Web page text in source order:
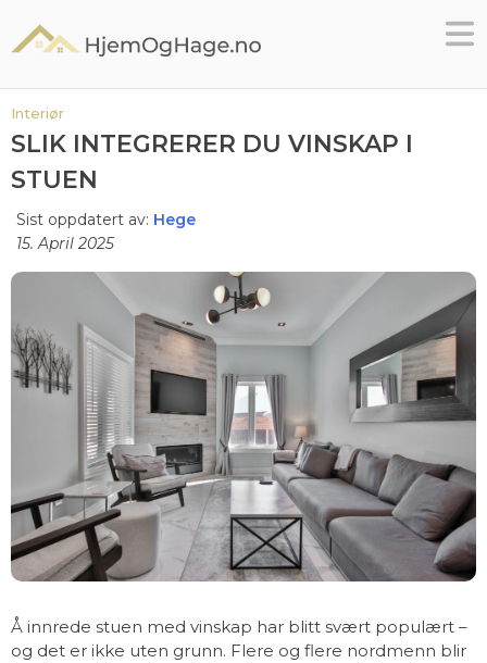
Interiør
SLIK INTEGRERER DU VINSKAP I
STUEN
Sist oppdatert av: Hege
15. April 2025
Å innrede stuen med vinskap har blitt svært populært –
og det er ikke uten grunn. Flere og flere nordmenn blir